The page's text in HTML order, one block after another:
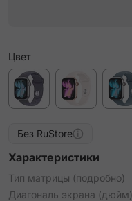
Цвет
Без RuStore
Характеристики
Тип матрицы (подробно)
Диагональ экрана (дюйм)